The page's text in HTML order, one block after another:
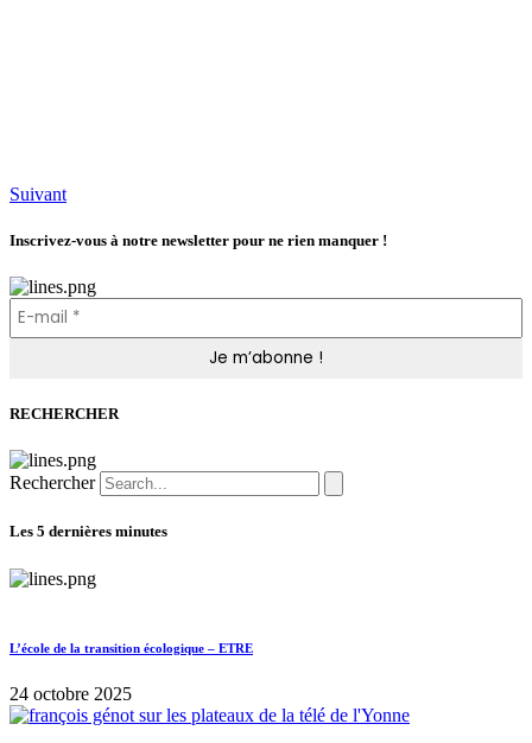
Suivant
Inscrivez-vous à notre newsletter pour ne rien manquer !
RECHERCHER
Rechercher
Les 5 dernières minutes
L’école de la transition écologique – ETRE
24 octobre 2025